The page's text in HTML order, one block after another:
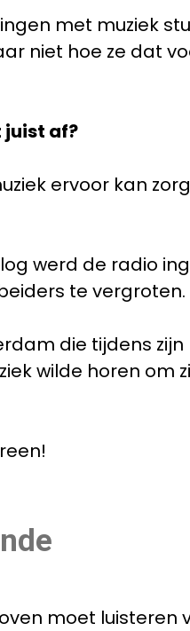
met muziek
niet hoe ze dat
juist af?
ervoor kan
werd de radio
te vergroten.
die tijdens zijn
wilde horen om
moet luisteren